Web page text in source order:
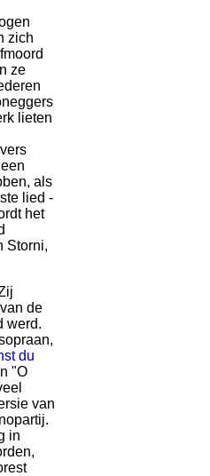
zich
ze
lieten
als
lied -
het
Storni,
de
werd.
du
"O
van
in